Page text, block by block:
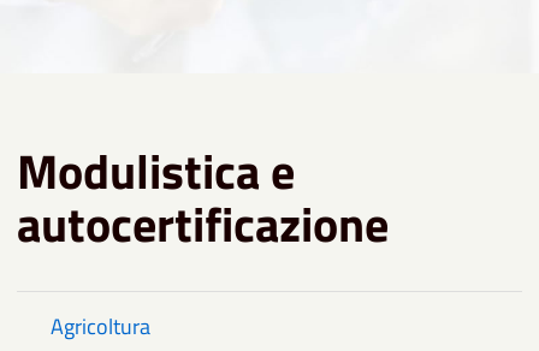
Modulistica e
autocertificazione
Agricoltura